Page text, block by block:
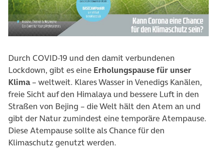
(öffnet in neuem Tab)
Durch COVID-19 und den damit verbundenen
Lockdown, gibt es eine Erholungspause für unser
Klima– weltweit. Klares Wasser in Venedigs Kanälen,
freie Sicht auf den Himalaya und bessere Luft in den
Straßen von Bejing – die Welt hält den Atem an und
gibt der Natur zumindest eine temporäre Atempause.
Diese Atempause sollte als Chance für den
Klimaschutz genutzt werden.